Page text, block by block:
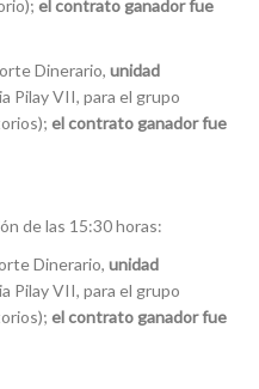
el contrato ganador fue
Dinerario,unidad
Pilay VII, para el grupo
el contrato ganador fue
de las 15:30 horas:
Dinerario,unidad
Pilay VII, para el grupo
el contrato ganador fue